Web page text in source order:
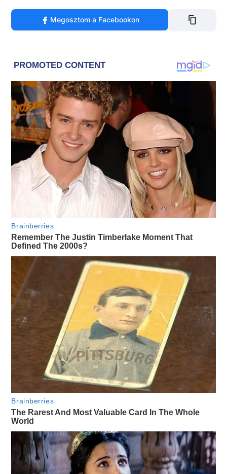
Megosztom a Facebookon